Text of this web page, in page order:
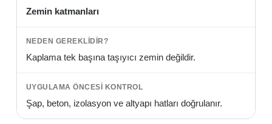
Zemin katmanları
Kaplama tek başına taşıyıcı zemin değildir.
Şap, beton, izolasyon ve altyapı hatları doğrulanır.